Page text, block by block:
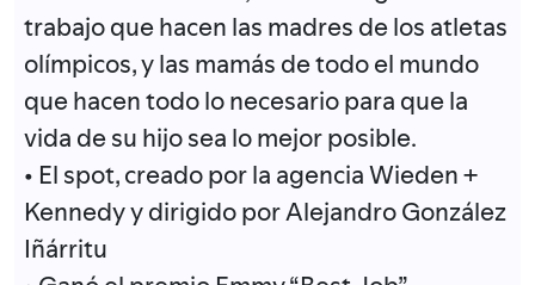
trabajo que hacen las madres de los atletas
olímpicos, y las mamás de todo el mundo
que hacen todo lo necesario para que la
vida de su hijo sea lo mejor posible.
• El spot, creado por la agencia Wieden +
Kennedy y dirigido por Alejandro González
Iñárritu